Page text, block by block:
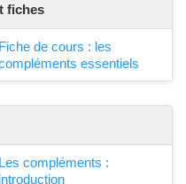
fiches
Fiche de cours : les
essentiels
Les compléments :
introduction